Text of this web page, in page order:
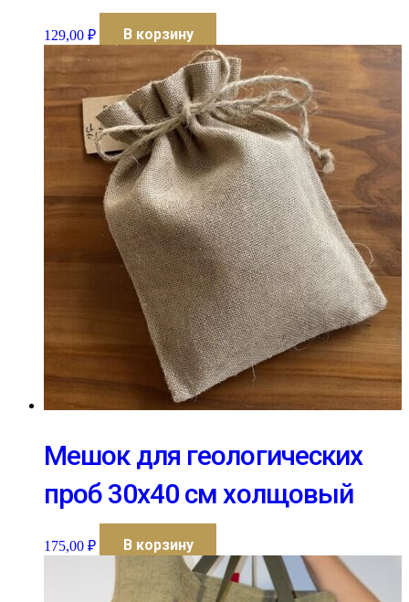
129,00 ₽ В корзину
Мешок для геологических
проб 30х40 см холщовый
175,00 ₽ В корзину